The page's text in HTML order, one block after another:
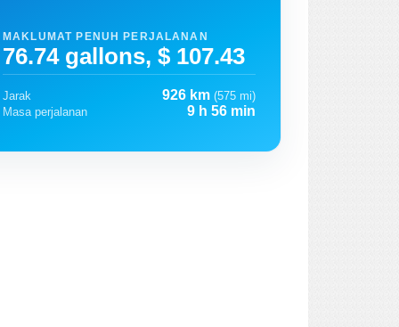
MAKLUMAT PENUH PERJALANAN
76.74 gallons, $ 107.43
Jarak 926 km (575 mi)
Masa perjalanan
9 h 56 min